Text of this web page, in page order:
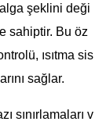
şeklini deği
sahiptir. Bu öz
ısıtma sis
sağlar.
sınırlamaları v